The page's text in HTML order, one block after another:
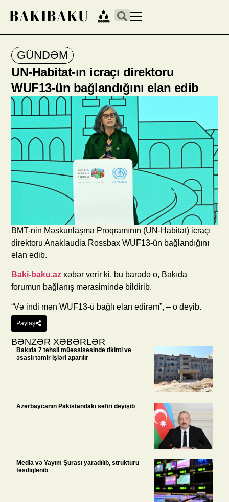
GÜNDƏM
UN-Habitat-ın icraçı direktoru
WUF13-ün bağlandığını elan edib
BMT-nin Məskunlaşma Proqramının (UN-Habitat) icraçı
direktoru Anaklaudia Rossbax WUF13-ün bağlandığını
elan edib.
Baki-baku.az xəbər verir ki, bu barədə o, Bakıda
forumun bağlanış mərasimində bildirib.
“Və indi mən WUF13-ü bağlı elan edirəm”, – o deyib.
Paylaş
BƏNZƏR XƏBƏRLƏR
Bakıda 7 təhsil müəssisəsində tikinti və
əsaslı təmir işləri aparılır
Azərbaycanın Pakistandakı səfiri dəyişib
Media və Yayım Şurası yaradılıb, strukturu
təsdiqlənib